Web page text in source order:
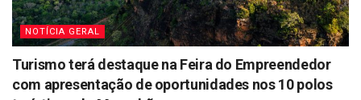
NOTÍCIA GERAL
Turismo terá destaque na Feira do Empreendedor
com apresentação de oportunidades nos 10 polos